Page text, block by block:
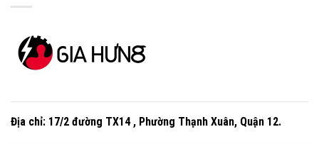
Địa chỉ: 17/2 đường TX14 , Phường Thạnh Xuân, Quận 12.